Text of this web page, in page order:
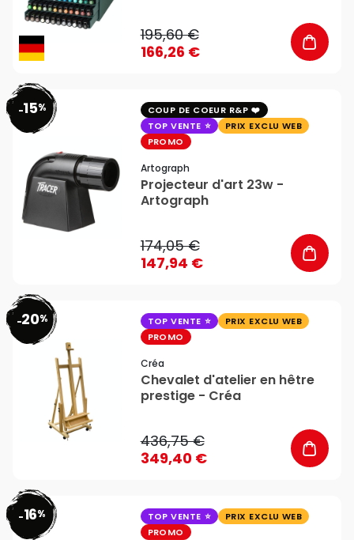
195,60 €
166,26 €
-15%
COUP DE COEUR R&P
TOP VENTE
PRIX EXCLU WEB
PROMO
Artograph
Projecteur d'art 23w -
Artograph
174,05 €
147,94 €
-20% TOP VENTE
PRIX EXCLU WEB
PROMO
Créa
Chevalet d'atelier en hêtre
prestige - Créa
436,75 €
349,40 €
-16% TOP VENTE
PRIX EXCLU WEB
PROMO